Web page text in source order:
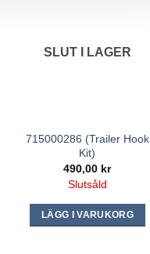
SLUT I LAGER
715000286 (Trailer Hook
Kit)
490,00 kr
Slutsåld
LÄGG I VARUKORG